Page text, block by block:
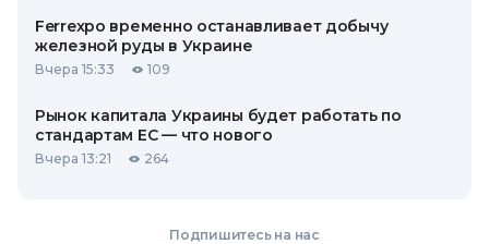
Ferrexpo временно останавливает добычу
железной руды в Украине
Вчера 15:33 109
Рынок капитала Украины будет работать по
стандартам ЕС — что нового
Вчера 13:21 264
Подпишитесь на нас